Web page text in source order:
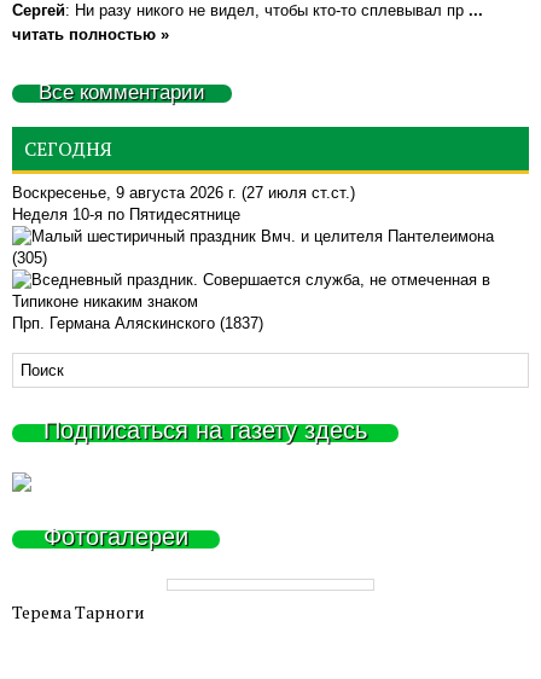
Сергей: Ни разу никого не видел, чтобы кто-то сплевывал пр ...
читать полностью »
Все комментарии
СЕГОДНЯ
Воскресенье, 9 августа 2026 г. (27 июля ст.ст.)
Неделя 10-я по Пятидесятнице
Вмч. и целителя Пантелеимона
(305)
Прп. Германа Аляскинского (1837)
Подписаться на газету здесь
Фотогалереи
Терема Тарноги